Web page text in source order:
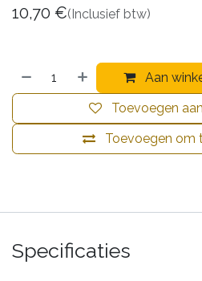
10,70 €(Inclusief btw)
Aan
Toevoegen om
Toevoegen
Specificaties